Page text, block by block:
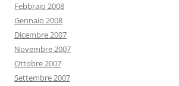
Febbraio 2008
Gennaio 2008
Dicembre 2007
Novembre 2007
Ottobre 2007
Settembre 2007